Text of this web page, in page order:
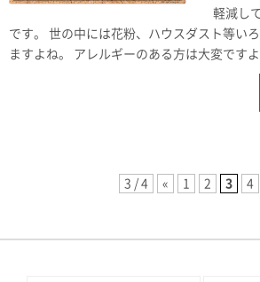
軽減し
です。 世の中には花粉、ハウスダスト等い
ますよね。 アレルギーのある方は大変です
3 / 4 « 1 2 3 4